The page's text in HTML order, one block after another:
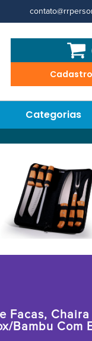
Categorias
Facas,
Bambu Com